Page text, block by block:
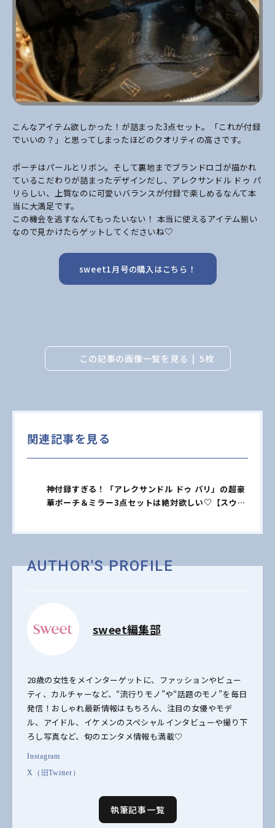
こんなアイテム欲しかった！が詰まった3点セット。「これが付録
でいいの？」と思ってしまったほどのクオリティの高さです。
ポーチはパールとリボン。そして裏地までブランドロゴが描かれ
ているこだわりが詰まったデザインだし、アレクサンドル ドゥ パ
リらしい、上質なのに可愛いバランスが付録で楽しめるなんて本
当に大満足です。
この機会を逃すなんてもったいない！ 本当に使えるアイテム揃い
なので見かけたらゲットしてくださいね♡
sweet1月号の購入はこちら！
この記事の画像一覧を見る 5枚
関連記事を見る
神付録すぎる！「アレクサンドル ドゥ パリ」の超豪
華ポーチ＆ミラー3点セットは絶対欲しい♡【スウィ
AUTHOR'S PROFILE
sweet編集部
28歳の女性をメインターゲットに、ファッションやビュー
ティ、カルチャーなど、“流行りモノ”や“話題のモノ”を毎日
発信！おしゃれ最新情報はもちろん、注目の女優やモデ
ル、アイドル、イケメンのスペシャルインタビューや撮り下
ろし写真など、旬のエンタメ情報も満載♡
Instagram
X（旧Twitter）
執筆記事一覧